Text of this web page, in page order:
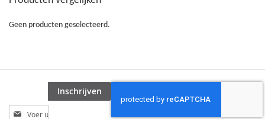
VERGELIJKEN
Geen producten geselecteerd.
Abonneer
Inschrijven